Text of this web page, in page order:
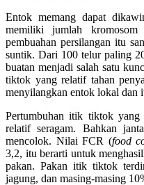
Entok memang dapat
memiliki jumlah
pembuahan persilangan itu
suntik. Dari 100 telur paling
buatan menjadi salah satu
tiktok yang relatif tahan
menyilangkan entok lokal dan
Pertumbuhan itik tiktok yang
relatif seragam. Bahkan
mencolok. Nilai FCR (food
3,2, itu berarti untuk
pakan. Pakan itik tiktok
jagung, dan masing-masing